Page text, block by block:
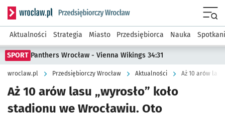
Serwis informacyjny wroclaw.pl podserwis: Strategia
Aktualności Strategia Miasto Przedsiębiorca Nauka
SPORT Panthers Wrocław - Vienna Wikings 34:31
wroclaw.pl Przedsiębiorczy Wrocław Aktualności
Aż 10 arów lasu „wyrosło” koło
stadionu we Wrocławiu. Oto